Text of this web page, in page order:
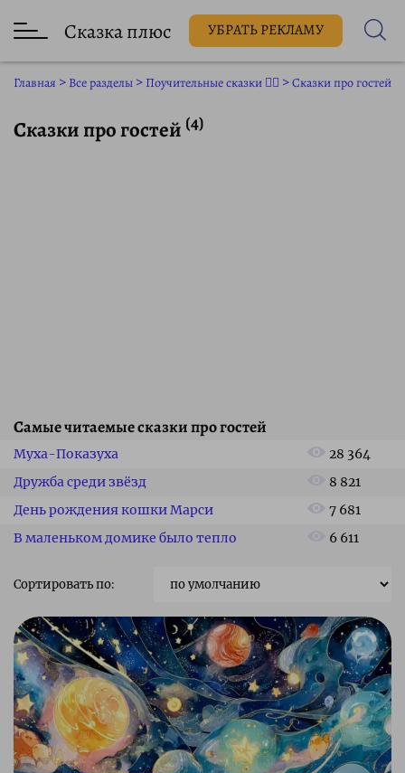
Сказка плюс УБРАТЬ РЕКЛАМУ
Главная > Все разделы > Поучительные сказки 👨‍⚕️ >Сказки про гостей
Сказки про гостей (4)
Самые читаемые сказки про гостей
Муха-Показуха
28 364
Дружба среди звёзд
8 821
День рождения кошки Марси
7 681
В маленьком домике было тепло
6 611
Сортировать по: